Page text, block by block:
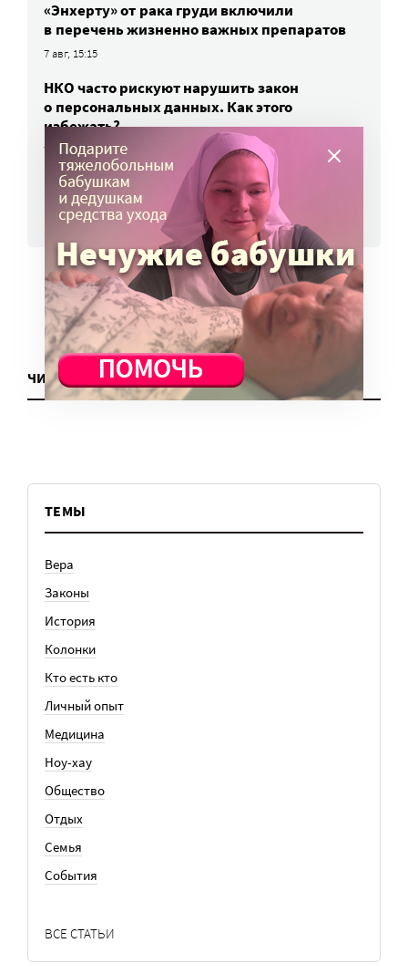
«Энхерту» от рака груди включили
в перечень жизненно важных препаратов
7 авг, 15:15
НКО часто рискуют нарушить закон
о персональных данных. Как этого
избежать?
7 авг, 13:13
ВСЕ НОВОСТИ
ЧИТАТЬ ЕЩЕ
ТЕМЫ
Вера
Законы
История
Колонки
Кто есть кто
Личный опыт
Медицина
Ноу-хау
Общество
Отдых
Семья
События
ВСЕ СТАТЬИ